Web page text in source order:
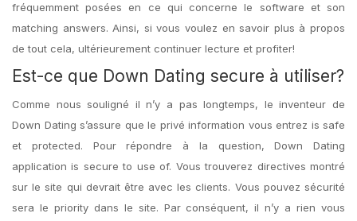
fréquemment posées en ce qui concerne le software et son
matching answers. Ainsi, si vous voulez en savoir plus à propos
de tout cela, ultérieurement continuer lecture et profiter!
Est-ce que Down Dating secure à utiliser?
Comme nous souligné il n’y a pas longtemps, le inventeur de
Down Dating s’assure que le privé information vous entrez is safe
et protected. Pour répondre à la question, Down Dating
application is secure to use of. Vous trouverez directives montré
sur le site qui devrait être avec les clients. Vous pouvez sécurité
sera le priority dans le site. Par conséquent, il n’y a rien vous